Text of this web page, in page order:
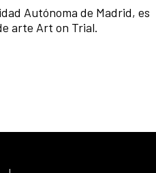
Autónoma de Madrid, es
arte Art on Trial.